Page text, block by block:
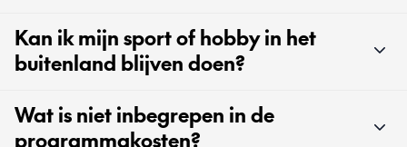
Kan ik mijn sport of hobby in het
buitenland blijven doen?
Wat is niet inbegrepen in de
programmakosten?